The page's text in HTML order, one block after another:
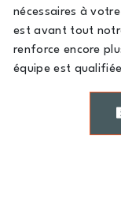
nécessaires à
est avant tout
renforce encore
équipe est